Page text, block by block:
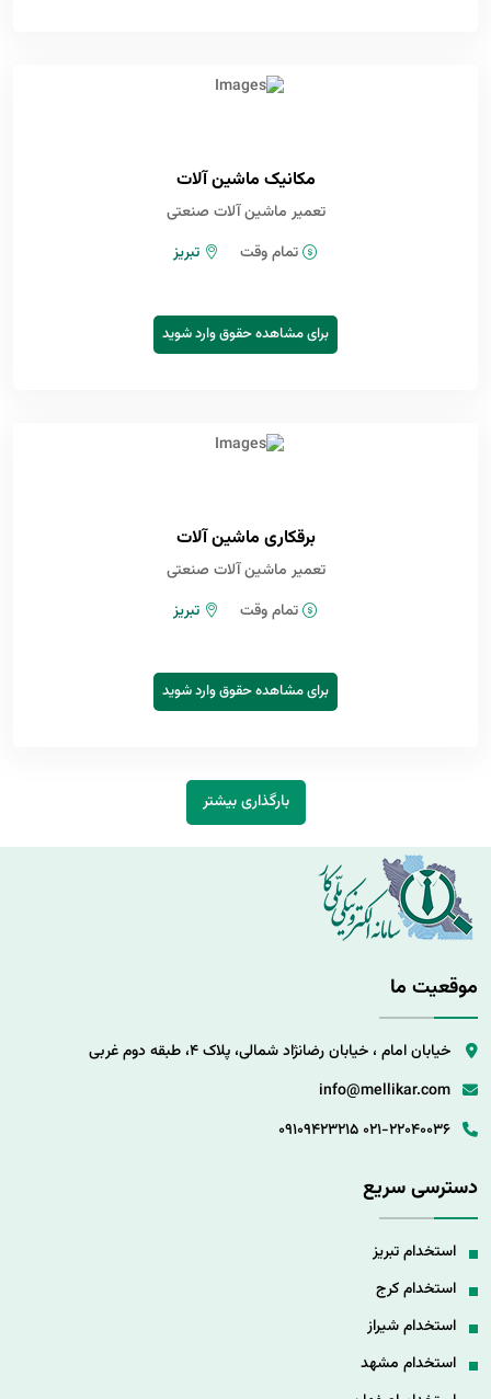
مکانیک ماشین آلات
تعمیر ماشین آلات صنعتی
تمام وقت
تبریز
برای مشاهده حقوق وارد شوید
برقکاری ماشین آلات
تعمیر ماشین آلات صنعتی
تمام وقت
تبریز
برای مشاهده حقوق وارد شوید
بارگذاری بیشتر
موقعیت ما
خیابان امام ، خیابان رضانژاد شمالی، پلاک 4، طبقه دوم غربی
info@mellikar.com
021-22040036
09109423215
دسترسی سریع
استخدام تبریز
استخدام کرج
استخدام شیراز
استخدام مشهد